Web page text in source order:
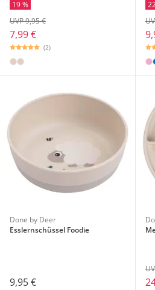
19 %
7,99 €
UVP 9,95 €
(2)
Done by Deer
Esslernschüssel Foodie
9,95 €